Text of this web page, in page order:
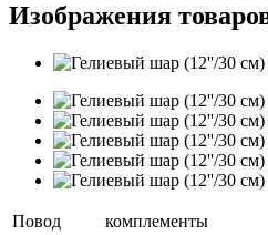
Изображения
Повод
комплементы